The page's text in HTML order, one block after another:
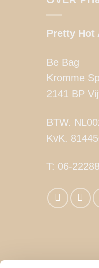
Pretty Hot
Be Bag
Kromme
2141 BP
BTW.
KvK.
T: 06-